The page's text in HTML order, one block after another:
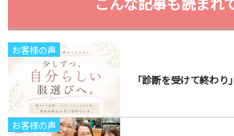
お客様の声
「診断を受けて終わ
お客様の声